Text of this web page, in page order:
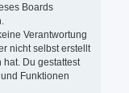
Boards
Verantwortung
nicht selbst erstellt
Du gestattest
Funktionen